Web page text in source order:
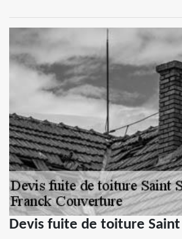
Devis fuite de toiture Saint